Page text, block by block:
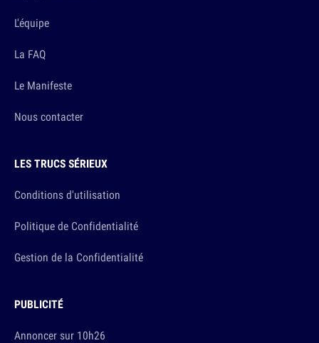
L'équipe
La FAQ
Le Manifeste
Nous contacter
LES TRUCS SÉRIEUX
Conditions d'utilisation
Politique de Confidentialité
Gestion de la Confidentialité
PUBLICITÉ
Annoncer sur 10h26